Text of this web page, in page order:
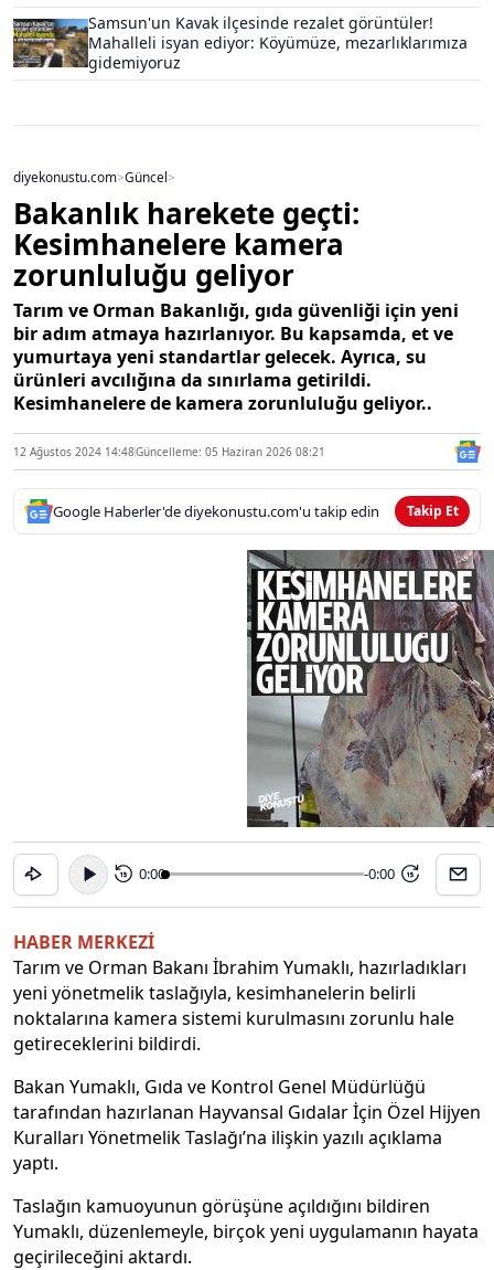
Samsun'un Kavak ilçesinde rezalet görüntüler!
Mahalleli isyan ediyor: Köyümüze, mezarlıklarımıza
gidemiyoruz
diyekonustu.com>Güncel>
Bakanlık harekete geçti:
Kesimhanelere kamera
zorunluluğu geliyor
Tarım ve Orman Bakanlığı, gıda güvenliği için yeni
bir adım atmaya hazırlanıyor. Bu kapsamda, et ve
yumurtaya yeni standartlar gelecek. Ayrıca, su
ürünleri avcılığına da sınırlama getirildi.
Kesimhanelere de kamera zorunluluğu geliyor..
12 Ağustos 2024 14:48Güncelleme: 05 Haziran 2026 08:21
Google Haberler'de diyekonustu.com'u takip edin Takip Et
15 0:00 -0:00 15
HABER MERKEZİ
Tarım ve Orman Bakanı İbrahim Yumaklı, hazırladıkları
yeni yönetmelik taslağıyla, kesimhanelerin belirli
noktalarına kamera sistemi kurulmasını zorunlu hale
getireceklerini bildirdi.
Bakan Yumaklı, Gıda ve Kontrol Genel Müdürlüğü
tarafından hazırlanan Hayvansal Gıdalar İçin Özel Hijyen
Kuralları Yönetmelik Taslağı’na ilişkin yazılı açıklama
yaptı.
Taslağın kamuoyunun görüşüne açıldığını bildiren
Yumaklı, düzenlemeyle, birçok yeni uygulamanın hayata
geçirileceğini aktardı.